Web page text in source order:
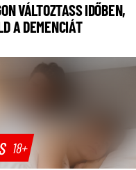
VÁLTOZTASS IDŐBEN,
A DEMENCIÁT
18+